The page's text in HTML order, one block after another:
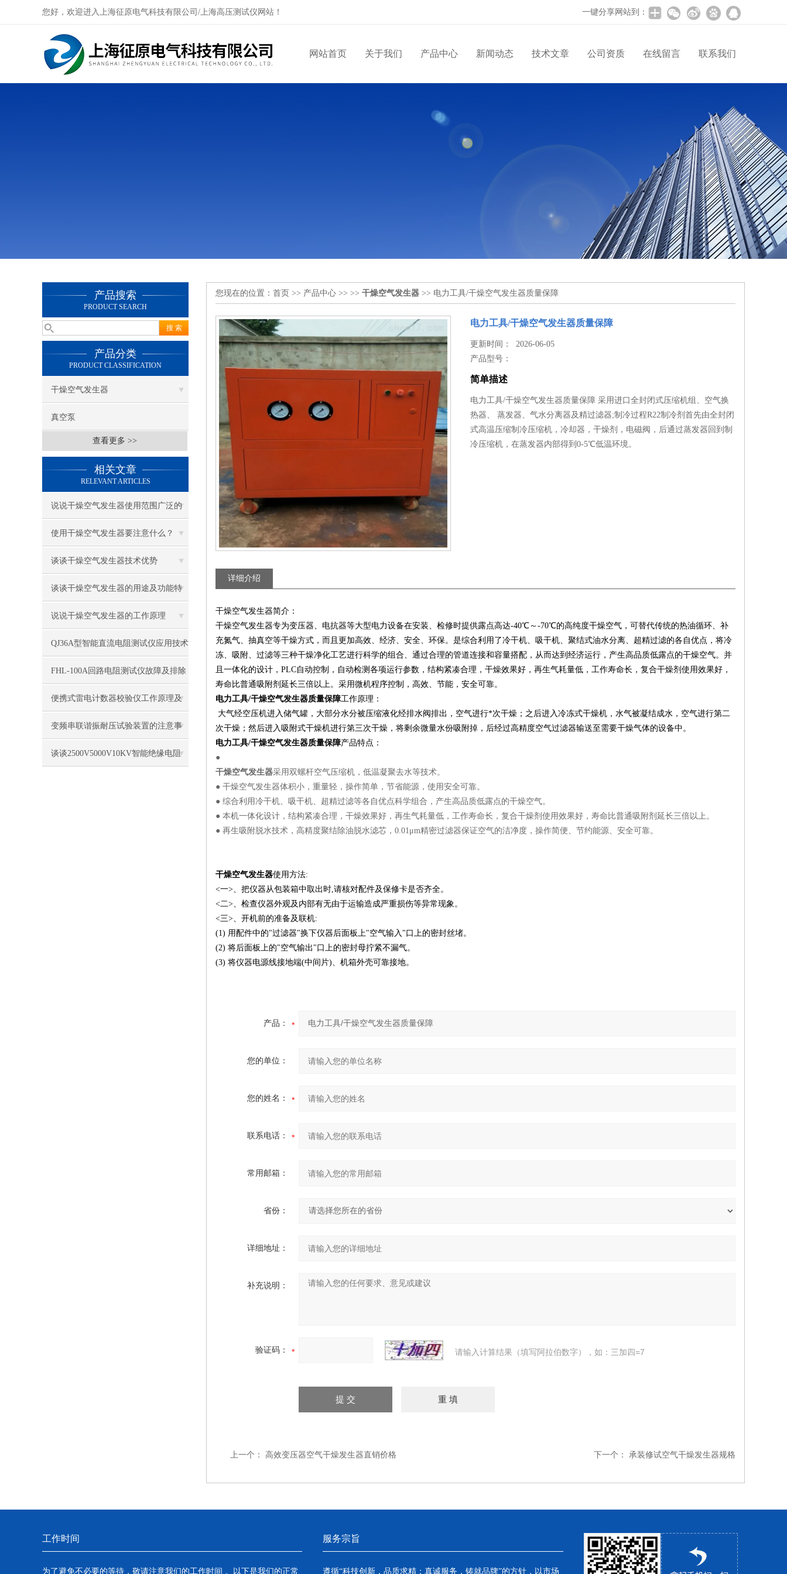
您好，欢迎进入上海征原电气科技有限公司/上海高压测试仪网站！ 一键分享网站到：
网站首页 关于我们 产品中心 新闻动态 技术文章 公司资质 在线留言 联系我们
产品搜索
PRODUCT SEARCH
产品分类
PRODUCT CLASSIFICATION
干燥空气发生器
真空泵
查看更多 >>
相关文章
RELEVANT ARTICLES
说说干燥空气发生器使用范围广泛的
原因
使用干燥空气发生器要注意什么？
谈谈干燥空气发生器技术优势
谈谈干燥空气发生器的用途及功能特
征
说说干燥空气发生器的工作原理
QJ36A型智能直流电阻测试仪应用技术
特点
FHL-100A回路电阻测试仪故障及排除
便携式雷电计数器校验仪工作原理及
操作方法
变频串联谐振耐压试验装置的注意事
项
谈谈2500V5000V10KV智能绝缘电阻
您现在的位置： 首页 >> 产品中心 >> >> 干燥空气发生器 >> 电力工具/干燥空气发生器质量保障
电力工具/干燥空气发生器质量保障
更新时间： 2026-06-05
产品型号：
简单描述
电力工具/干燥空气发生器质量保障 采用进口全封闭式压缩机组、空气换
热器、 蒸发器、气水分离器及精过滤器;制冷过程R22制冷剂首先由全封闭
式高温压缩制冷压缩机，冷却器，干燥剂，电磁阀，后通过蒸发器回到制
冷压缩机，在蒸发器内部得到0-5℃低温环境。
详细介绍
干燥空气发生器简介：
干燥空气发生器专为变压器、电抗器等大型电力设备在安装、检修时提供露点高达-40℃～-70℃的高纯度干燥空气，可替代传统的热油循环、补
充氮气、抽真空等干燥方式，而且更加高效、经济、安全、环保。是综合利用了冷干机、吸干机、聚结式油水分离、超精过滤的各自优点，将冷
冻、吸附、过滤等三种干燥净化工艺进行科学的组合、通过合理的管道连接和容量搭配，从而达到经济运行，产生高品质低露点的干燥空气。并
且一体化的设计，PLC自动控制，自动检测各项运行参数，结构紧凑合理，干燥效果好，再生气耗量低，工作寿命长，复合干燥剂使用效果好，
寿命比普通吸附剂延长三倍以上。采用微机程序控制，高效、节能，安全可靠。
电力工具/干燥空气发生器质量保障工作原理：
大气经空压机进入储气罐，大部分水分被压缩液化经排水阀排出，空气进行*次干燥；之后进入冷冻式干燥机，水气被凝结成水，空气进行第二
次干燥；然后进入吸附式干燥机进行第三次干燥，将剩余微量水份吸附掉，后经过高精度空气过滤器输送至需要干燥气体的设备中。
电力工具/干燥空气发生器质量保障产品特点：
●
干燥空气发生器采用双螺杆空气压缩机，低温凝聚去水等技术。
● 干燥空气发生器体积小，重量轻，操作简单，节省能源，使用安全可靠。
● 综合利用冷干机、吸干机、超精过滤等各自优点科学组合，产生高品质低露点的干燥空气。
● 本机一体化设计，结构紧凑合理，干燥效果好，再生气耗量低，工作寿命长，复合干燥剂使用效果好，寿命比普通吸附剂延长三倍以上。
● 再生吸附脱水技术，高精度聚结除油脱水滤芯，0.01μm精密过滤器保证空气的洁净度，操作简便、节约能源、安全可靠。
干燥空气发生器使用方法:
<一>、把仪器从包装箱中取出时,请核对配件及保修卡是否齐全。
<二>、检查仪器外观及内部有无由于运输造成严重损伤等异常现象。
<三>、开机前的准备及联机:
(1) 用配件中的"过滤器"换下仪器后面板上"空气输入"口上的密封丝堵。
(2) 将后面板上的"空气输出"口上的密封母拧紧不漏气。
(3) 将仪器电源线接地端(中间片)、机箱外壳可靠接地。
产品：
您的单位：
您的姓名：
联系电话：
常用邮箱：
省份：
详细地址：
补充说明：
验证码： 请输入计算结果（填写阿拉伯数字），如：三加四=7
上一个： 高效变压器空气干燥发生器直销价格 下一个： 承装修试空气干燥发生器规格
工作时间
为了避免不必要的等待，敬请注意我们的工作时间 。以下是我们的正常
服务宗旨
遵循“科技创新，品质求精；真诚服务，铸就品牌”的方针，以市场